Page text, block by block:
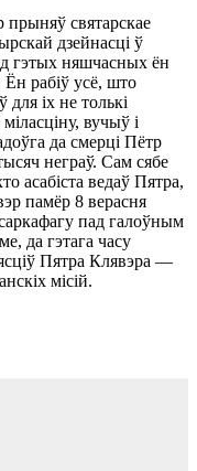
прыняў святарскае
дзейнасці ў
гэтых няшчасных ён
Ён рабіў усё, што
іх не толькі
вучыў і
да смерці Пётр
неграў. Сам сябе
асабіста ведаў Пятра,
памёр 8 верасня
пад галоўным
да гэтага часу
Пятра Клявэра —
місій.